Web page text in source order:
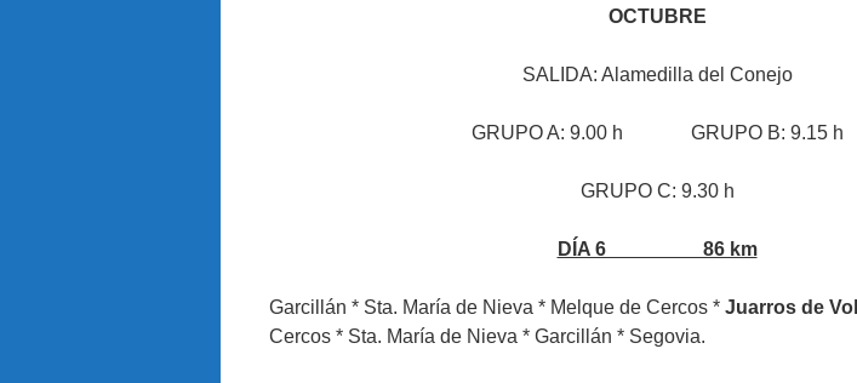
OCTUBRE
SALIDA: Alamedilla del Conejo
GRUPO A: 9.00 h GRUPO B: 9.15 h
GRUPO C: 9.30 h
DÍA 6 86 km
Garcillán * Sta. María de Nieva * Melque de Cercos * Juarros de
Cercos * Sta. María de Nieva * Garcillán * Segovia.